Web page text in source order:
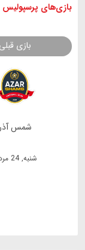
بازی های پرسپولیس
بازی قبلی
شمس آذر
شنبه, 24 مرداد